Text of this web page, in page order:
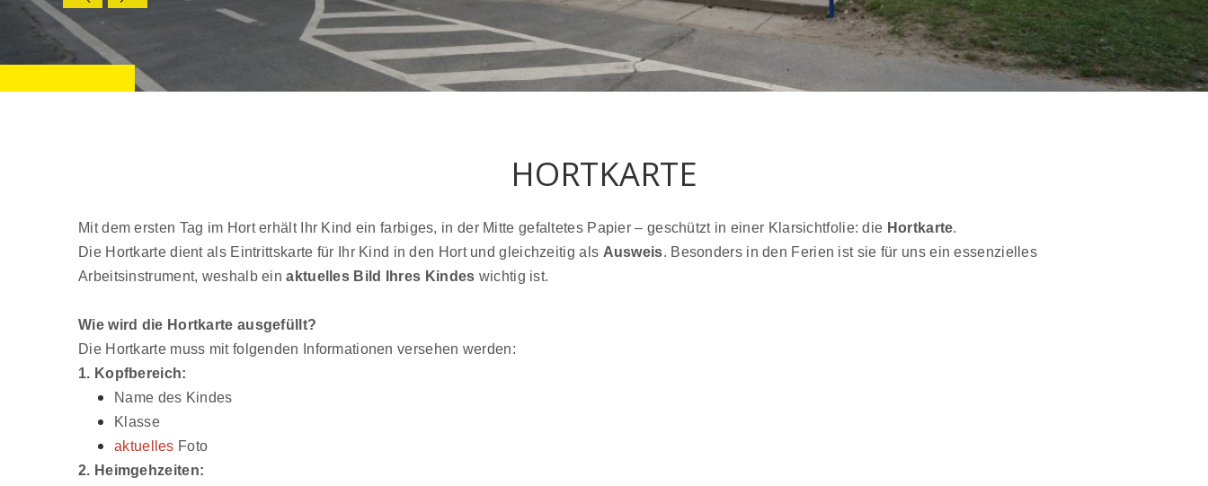
HORTKARTE
Mit dem ersten Tag im Hort erhält Ihr Kind ein farbiges, in der Mitte gefaltetes Papier – geschützt in einer Klarsichtfolie: die Hortkarte.
Die Hortkarte dient als Eintrittskarte für Ihr Kind in den Hort und gleichzeitig als Ausweis. Besonders in den Ferien ist sie für uns ein essenzielles
Arbeitsinstrument, weshalb ein aktuelles Bild Ihres Kindes wichtig ist.
Wie wird die Hortkarte ausgefüllt?
Die Hortkarte muss mit folgenden Informationen versehen werden:
1. Kopfbereich:
Name des Kindes
Klasse
aktuelles Foto
2. Heimgehzeiten: